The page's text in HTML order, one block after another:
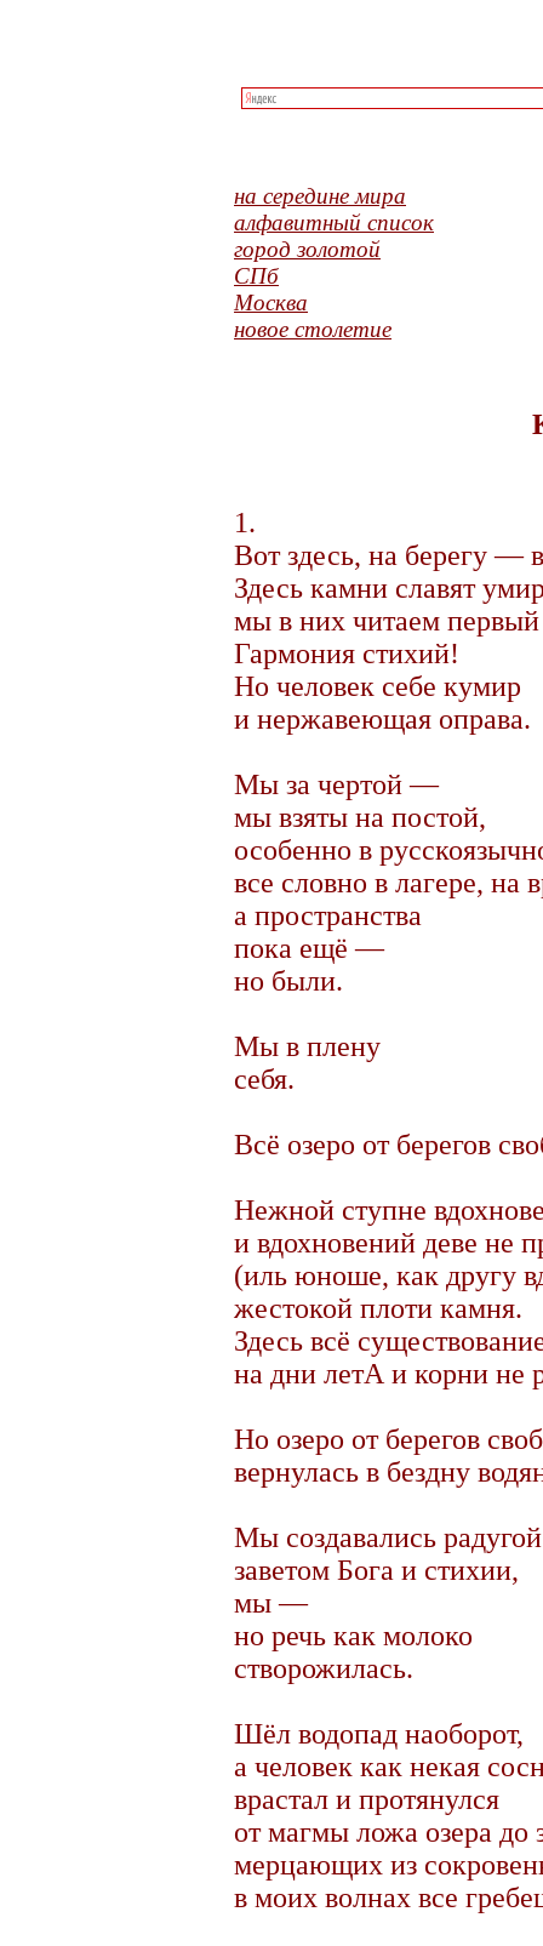
на середине мира
алфавитный список
город золотой
СПб
Москва
новое столетие
1.
Вот здесь, на берегу —
Здесь камни славят
мы в них читаем первый
Гармония стихий!
Но человек себе кумир
и нержавеющая оправа.
Мы за чертой —
мы взяты на постой,
особенно в
все словно в лагере, на
а пространства
пока ещё —
но были.
Мы в плену
себя.
Всё озеро от берегов
Нежной ступне
и вдохновений деве не
(иль юноше, как другу
жестокой плоти камня.
Здесь всё
на дни летА и корни не
Но озеро от берегов
вернулась в бездну
Мы создавались
заветом Бога и стихии,
мы —
но речь как молоко
створожилась.
Шёл водопад наоборот,
а человек как некая
врастал и протянулся
от магмы ложа озера до
мерцающих из
в моих волнах все